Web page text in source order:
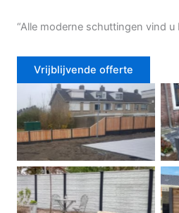
“Alle moderne schuttingen vind u
Vrijblijvende offerte
Douglas schutting
Betonschutting